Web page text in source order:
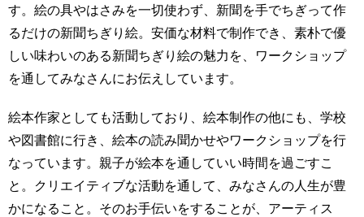
す。絵の具やはさみを一切使わず、新聞を手でちぎって作
るだけの新聞ちぎり絵。安価な材料で制作でき、素朴で優
しい味わいのある新聞ちぎり絵の魅力を、ワークショップ
を通してみなさんにお伝えしています。
絵本作家としても活動しており、絵本制作の他にも、学校
や図書館に行き、絵本の読み聞かせやワークショップを行
なっています。親子が絵本を通していい時間を過ごすこ
と。クリエイティブな活動を通して、みなさんの人生が豊
かになること。そのお手伝いをすることが、アーティス